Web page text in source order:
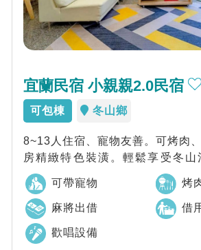
宜蘭民宿 小親親2.0民宿
可包棟 冬山鄉
8~13人住宿、寵物友善。可烤肉
房精緻特色裝潢。輕鬆享受冬山
閒。平價超值，親友團體住宿首選
可帶寵物 烤
麻將出借 借
歡唱設備